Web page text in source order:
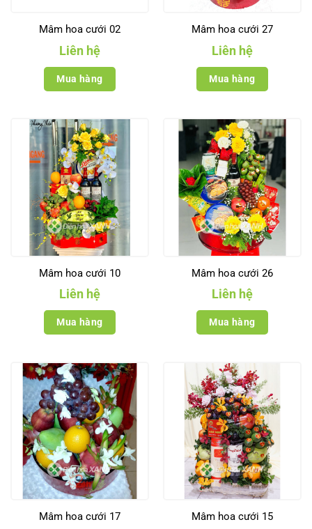
Mâm hoa cưới 02
Liên hệ
Mua hàng
Mâm hoa cưới 27
Liên hệ
Mua hàng
Mâm hoa cưới 10
Liên hệ
Mua hàng
Mâm hoa cưới 26
Liên hệ
Mua hàng
Mâm hoa cưới 17 Mâm hoa cưới 15